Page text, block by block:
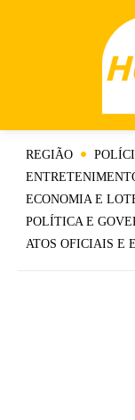
REGIÃO
ECONOMIA E
POLÍTICA E
ATOS OFICIAIS E